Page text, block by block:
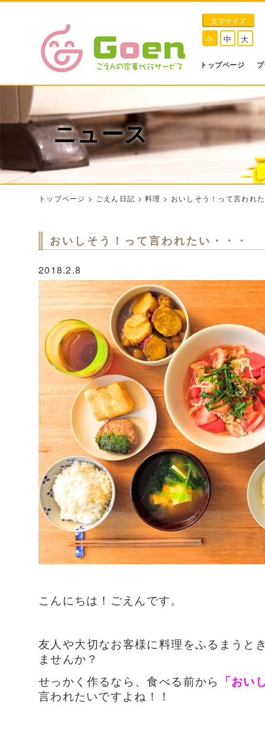
文字サイズ
小 中 大
トップページ
ニュース
トップページ > ごえん日記 >料理 > おいしそう！って言われ
おいしそう！って言われたい・・・
2018.2.8
こんにちは！ごえんです。
友人や大切なお客様に料理をふるまうと
ませんか？
せっかく作るなら、食べる前から
「おい
言われたいですよね！！